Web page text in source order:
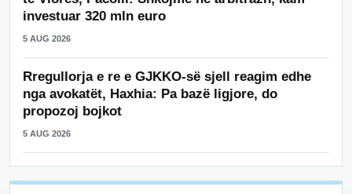
investuar 320 mln euro
5 AUG 2026
Rregullorja e re e GJKKO-së sjell reagim edhe
nga avokatët, Haxhia: Pa bazë ligjore, do
propozoj bojkot
5 AUG 2026